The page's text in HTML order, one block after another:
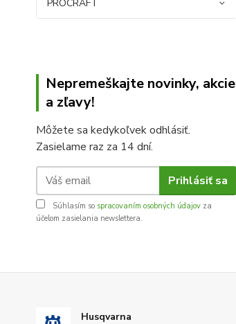
PROCRAFT
Nepremeškajte novinky, akcie
a zľavy!
Môžete sa kedykoľvek odhlásiť.
Zasielame raz za 14 dní.
Prihlásiť sa
Súhlasím so spracovaním osobných údajov za
účelom zasielania newslettera.
Husqvarna